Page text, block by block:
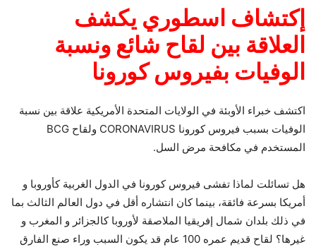
إكتشاف اسطوري يكشف
العلاقة بين لقاح شائع ونسبة
الوفيات بفيروس كورونا
اكتشف خبراء الأوبئة في الولايات المتحدة الأمريكية علاقة بين نسبة
الوفيات بسبب فيروس كورونا CORONAVIRUS ولقاح BCG
المستخدم في مكافحة مرض السل.
هل تسائلت لماذا تفشى فيروس كورونا في الدول الغربية كأوروبا و
أمريكا بسرعة فائقة، بينما كان انتشاره أقل في دول العالم الثالث بما
في ذلك بلدان شمال إفريقيا الملاصقة لأوروبا كالجزائر و المغرب و
غيرها؟ لقاح قديم عمره 100 عام قد يكون السبب وراء صنع الفارق